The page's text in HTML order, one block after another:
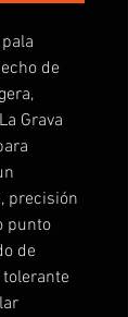
de
Grava
precisión
punto
de
tolerante